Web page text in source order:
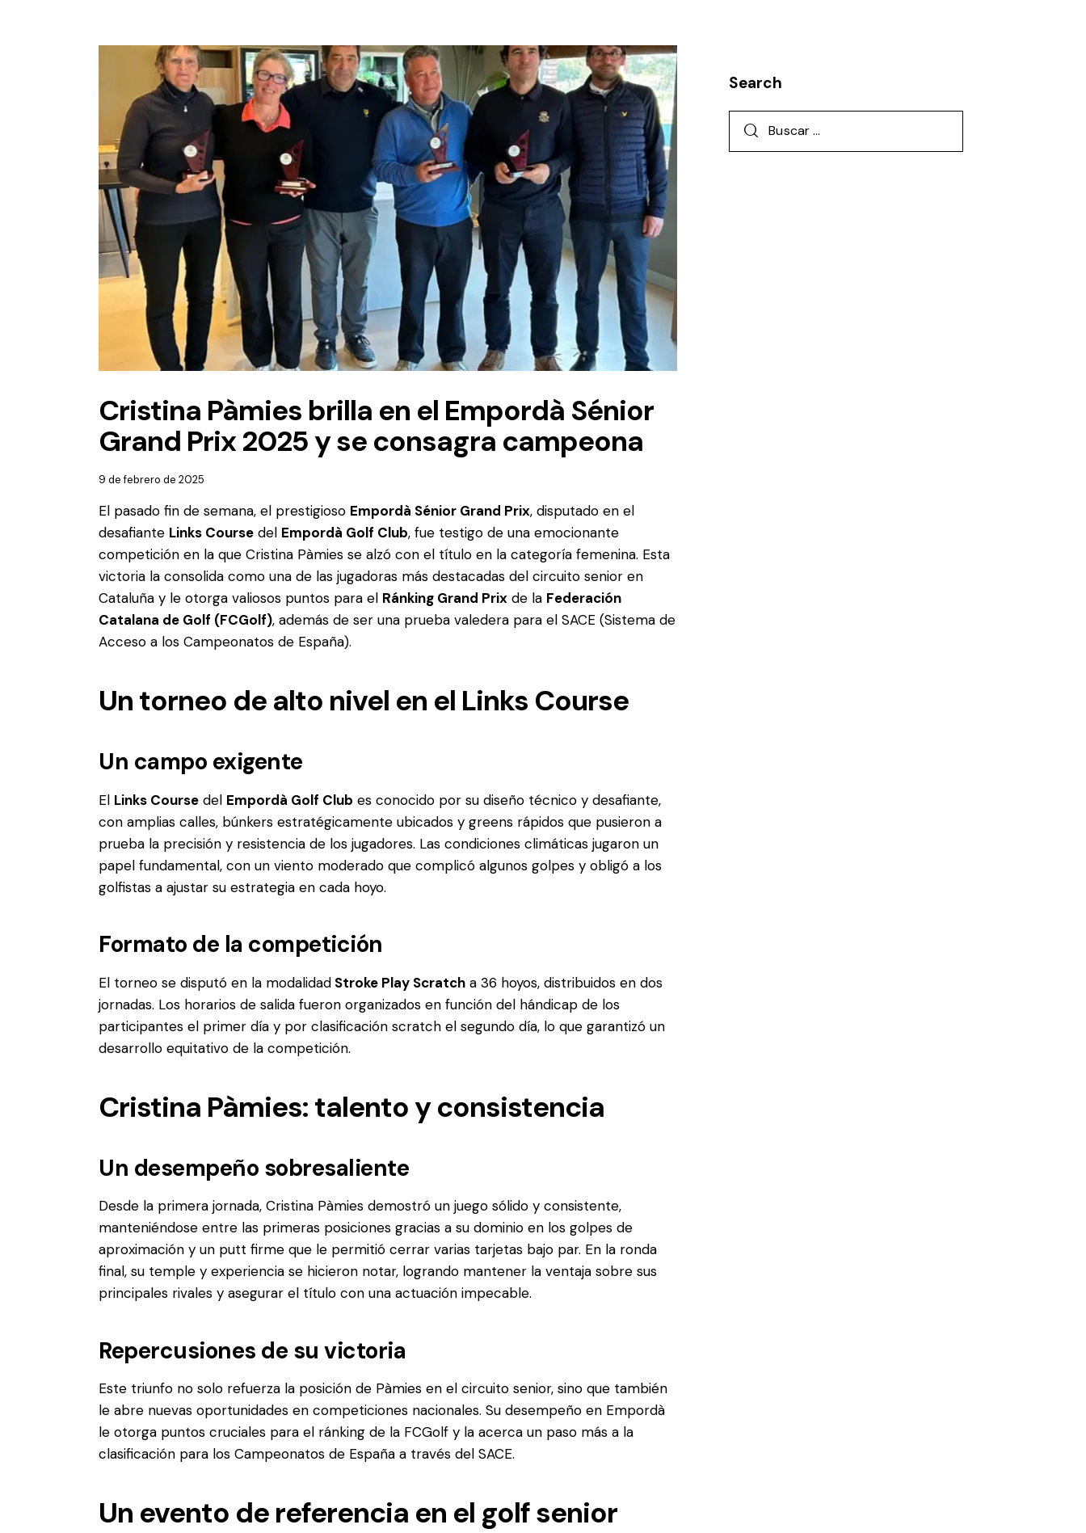
Cristina Pàmies brilla en el Empordà Sénior
Grand Prix 2025 y se consagra campeona
9 de febrero de 2025
El pasado fin de semana, el prestigioso Empordà Sénior Grand Prix, disputado en el
desafiante Links Course del Empordà Golf Club, fue testigo de una emocionante
competición en la que Cristina Pàmies se alzó con el título en la categoría femenina. Esta
victoria la consolida como una de las jugadoras más destacadas del circuito senior en
Cataluña y le otorga valiosos puntos para el Ránking Grand Prix de la Federación
Catalana de Golf (FCGolf), además de ser una prueba valedera para el SACE (Sistema de
Acceso a los Campeonatos de España).
Un torneo de alto nivel en el Links Course
Un campo exigente
El Links Course del Empordà Golf Club es conocido por su diseño técnico y desafiante,
con amplias calles, búnkers estratégicamente ubicados y greens rápidos que pusieron a
prueba la precisión y resistencia de los jugadores. Las condiciones climáticas jugaron un
papel fundamental, con un viento moderado que complicó algunos golpes y obligó a los
golfistas a ajustar su estrategia en cada hoyo.
Formato de la competición
El torneo se disputó en la modalidad Stroke Play Scratch a 36 hoyos, distribuidos en dos
jornadas. Los horarios de salida fueron organizados en función del hándicap de los
participantes el primer día y por clasificación scratch el segundo día, lo que garantizó un
desarrollo equitativo de la competición.
Cristina Pàmies: talento y consistencia
Un desempeño sobresaliente
Desde la primera jornada, Cristina Pàmies demostró un juego sólido y consistente,
manteniéndose entre las primeras posiciones gracias a su dominio en los golpes de
aproximación y un putt firme que le permitió cerrar varias tarjetas bajo par. En la ronda
final, su temple y experiencia se hicieron notar, logrando mantener la ventaja sobre sus
principales rivales y asegurar el título con una actuación impecable.
Repercusiones de su victoria
Este triunfo no solo refuerza la posición de Pàmies en el circuito senior, sino que también
le abre nuevas oportunidades en competiciones nacionales. Su desempeño en Empordà
le otorga puntos cruciales para el ránking de la FCGolf y la acerca un paso más a la
clasificación para los Campeonatos de España a través del SACE.
Un evento de referencia en el golf senior
Search